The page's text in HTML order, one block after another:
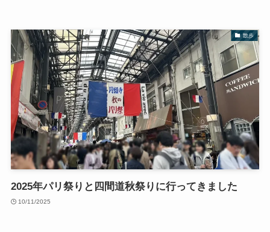
散歩
2025年パリ祭りと四間道秋祭りに行ってきました
10/11/2025